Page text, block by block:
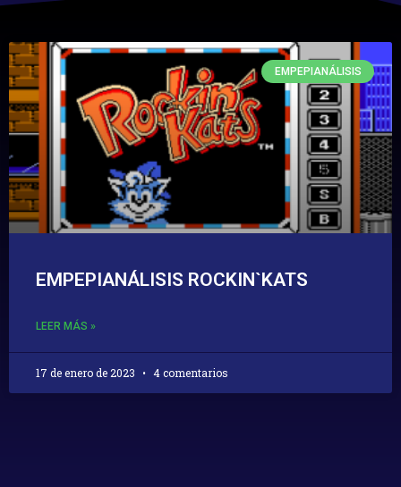
EMPEPIANÁLISIS
EMPEPIANÁLISIS ROCKIN`KATS
LEER MÁS »
17 de enero de 2023 4 comentarios